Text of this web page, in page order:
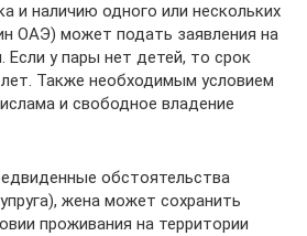
и наличию одного или нескольких
ОАЭ) может подать заявления на
у пары нет детей, то срок
Также необходимым условием
и свободное владение
обстоятельства
жена может сохранить
проживания на территории